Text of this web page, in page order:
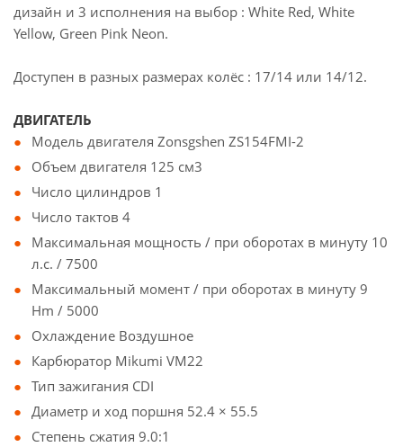
дизайн и 3 исполнения на выбор : White Red, White
Yellow, Green Pink Neon.
Доступен в разных размерах колёс : 17/14 или 14/12.
ДВИГАТЕЛЬ
Модель двигателя Zonsgshen ZS154FMI-2
Объем двигателя 125 см3
Число цилиндров 1
Число тактов 4
Максимальная мощность / при оборотах в минуту 10
л.с. / 7500
Максимальный момент / при оборотах в минуту 9
Hm / 5000
Охлаждение Воздушное
Карбюратор Mikumi VM22
Тип зажигания CDI
Диаметр и ход поршня 52.4 × 55.5
Степень сжатия 9.0:1